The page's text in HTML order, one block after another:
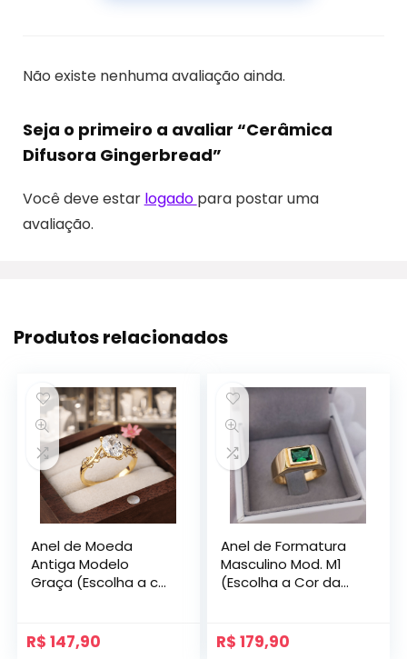
Não existe nenhuma avaliação ainda.
Seja o primeiro a avaliar “Cerâmica
Difusora Gingerbread”
Você deve estar logado para postar uma
avaliação.
Produtos relacionados
Anel de Moeda
Antiga Modelo
Graça (Escolha a cor
R$ 147,90
Anel de Formatura
Masculino Mod. M1
(Escolha a Cor da
R$ 179,90